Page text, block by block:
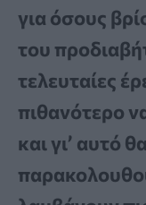
για όσους
του
τελευταίες
πιθανότερο
και γι’ αυτό